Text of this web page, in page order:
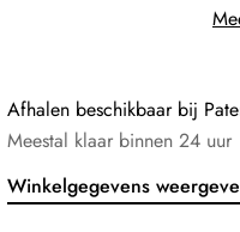
Afhalen beschikbaar bij
Meestal klaar binnen 24 uur
Winkelgegevens